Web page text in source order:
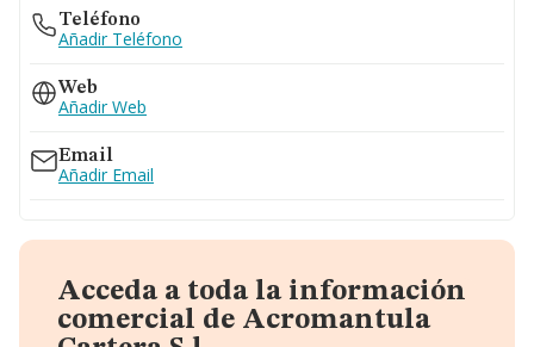
Teléfono
Añadir Teléfono
Web
Añadir Web
Email
Añadir Email
Acceda a toda la información
comercial de Acromantula